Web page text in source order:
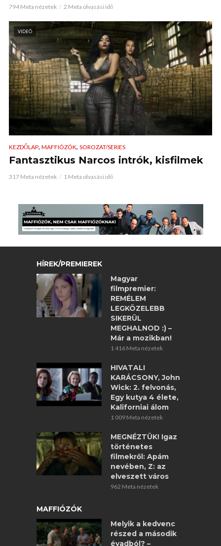
794 Meta nézetek 2 Meta olvasási idő
VIDEÓ
KEZDŐLAP, MAFFIÓZÓK, SOROZAT/SERIES
Fantasztikus Narcos intrók, kisfilmek
317 Meta nézetek 1 Meta olvasási idő
HÍREK/PREMIEREK
Magyar
filmpremier:
REMÉLEM
LEGKÖZELEBB
SIKERÜL
MEGHALNOD :) –
Már a mozikban!
1 416 Meta nézetek
HIVATALI
KARÁCSONY, John
Wick: 2. felvonás,
Egy kutya 4 élete,
Kaliforniai álom
1 009 Meta nézetek
MEGNÉZTÜK! Igaz
történetes
filmekről: Apám
nevében, Z: az
elveszett város
962 Meta nézetek
MAFFIÓZÓK
Melyik a kedvenc
részed a második
évadból? –